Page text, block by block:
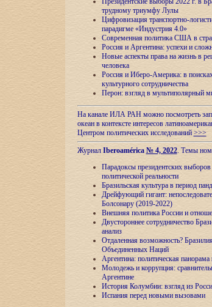
трудному триумфу Лулы
Цифровизация транспортно-
парадигме «Индустрия 4.0»
Современная политика США в
Россия и Аргентина: успехи и
Новые аспекты права на жизнь в
человека
Россия и Иберо-Америка: в
культурного сотрудничества
Перон: взгляд в мультиполярный
На канале ИЛА РАН можно посмотреть
океан в контексте интересов
Центром политических исследований >>>
Журнал Iberoamérica № 4, 2022. Темы
Парадоксы президентских
политической реальности
Бразильская культура в период
Дрейфующий гигант:
Болсонару (2019-2022)
Внешняя политика России и
Двустороннее сотрудничество
анализ
Отдаленная возможность?
Объединенных Наций
Аргентина: политическая
Молодежь и коррупция:
Аргентине
История Колумбии: взгляд из
Испания перед новыми вызовами